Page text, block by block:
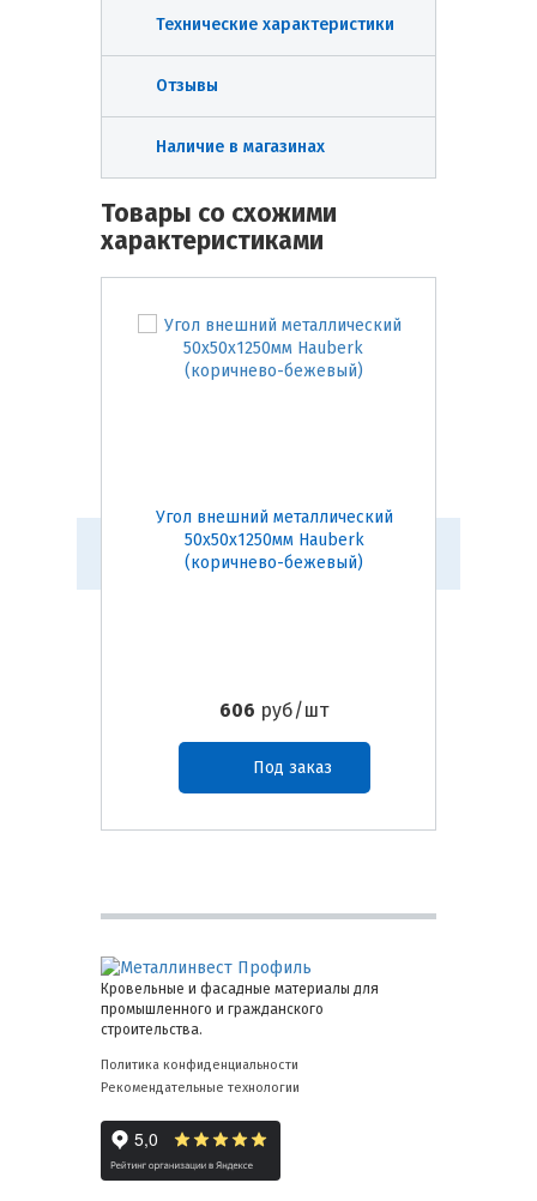
Технические характеристики
Отзывы
Наличие в магазинах
Товары со схожими
характеристиками
Угол внешний металлический
50х50х1250мм Hauberk
(коричнево-бежевый)
606 руб/шт
Под заказ
Кровельные и фасадные материалы для
промышленного и гражданского
строительства.
Политика конфиденциальности
Рекомендательные технологии